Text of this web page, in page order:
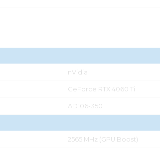
nVidia
GeForce RTX 4060 Ti
AD106-350
2565 MHz (GPU Boost)